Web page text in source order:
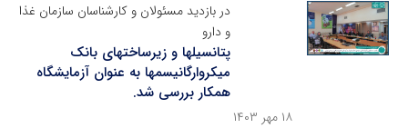
در بازدید مسئولان و کارشناسان سازمان غذا
و دارو
پتانسیلها و زیرساختهای بانک
میکروارگانیسمها به عنوان آزمایشگاه
همکار بررسی شد.
۱۸ مهر ۱۴۰۳